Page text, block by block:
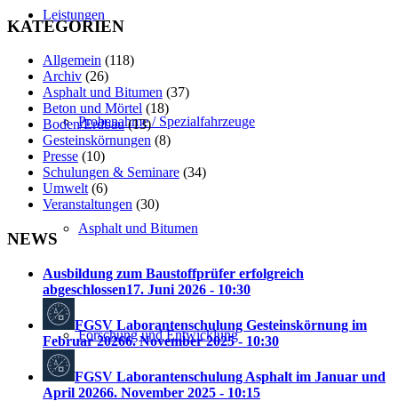
Leistungen
Probenahme / Spezialfahrzeuge
Asphalt und Bitumen
Forschung und Entwicklung
KATEGORIEN
Allgemein (118)
Archiv (26)
Asphalt und Bitumen (37)
Beton und Mörtel (18)
Boden/Erdbau(13)
Gesteinskörnungen (8)
Presse (10)
Schulungen & Seminare (34)
Umwelt (6)
Veranstaltungen (30)
NEWS
Ausbildung zum Baustoffprüfer erfolgreich
abgeschlossen17. Juni 2026 - 10:30
FGSV Laborantenschulung Gesteinskörnung im
Februar 20266. November 2025 - 10:30
FGSV Laborantenschulung Asphalt im Januar und
April 20266. November 2025 - 10:15